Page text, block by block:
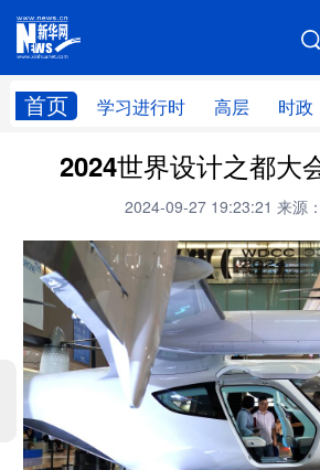
首页 学习进行时 高层 时政
网站地图
学习进行时 高层 时政
财经 网评
台湾 思客智库 全球
科技 科创 量子
文化 书画 健康
视频 图片
法律 中央文件 金融
2024世界设计之都大
2024-09-27 19:23:21 来源